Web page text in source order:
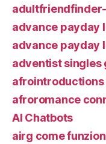
advance payday
advance payday
adventist singles
afrointroductions
afroromance
AI Chatbots
airg come